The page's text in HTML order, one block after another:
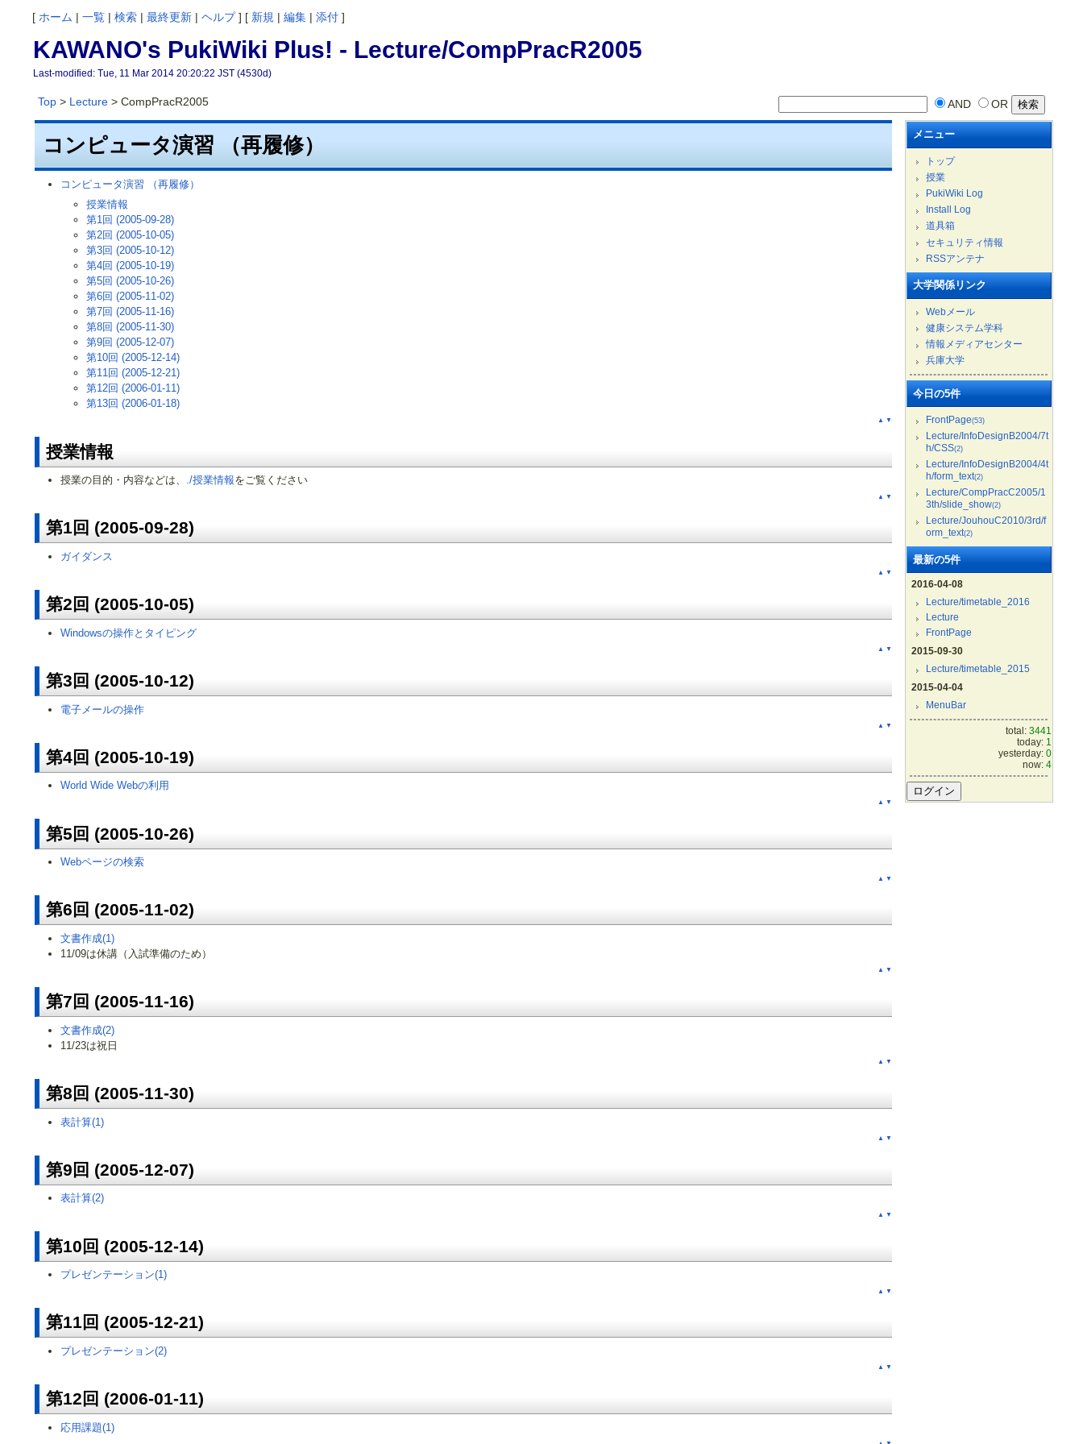
[ ホーム | 一覧| 検索| 最終更新| ヘルプ] [ 新規 | 編集| 添付]
KAWANO's PukiWiki Plus! - Lecture/CompPracR2005
Last-modified: Tue, 11 Mar 2014 20:20:22 JST (4530d)
Top> Lecture> CompPracR2005 AND OR
コンピュータ演習 （再履修）
コンピュータ演習 （再履修）
授業情報
第1回 (2005-09-28)
第2回 (2005-10-05)
第3回 (2005-10-12)
第4回 (2005-10-19)
第5回 (2005-10-26)
第6回 (2005-11-02)
第7回 (2005-11-16)
第8回 (2005-11-30)
第9回 (2005-12-07)
第10回 (2005-12-14)
第11回 (2005-12-21)
第12回 (2006-01-11)
第13回 (2006-01-18)
▲ ▼
授業情報
授業の目的・内容などは、 ./授業情報をご覧ください
▲ ▼
第1回 (2005-09-28)
ガイダンス
▲ ▼
第2回 (2005-10-05)
Windowsの操作とタイピング
▲ ▼
第3回 (2005-10-12)
電子メールの操作
▲ ▼
第4回 (2005-10-19)
World Wide Webの利用
▲ ▼
第5回 (2005-10-26)
Webページの検索
▲ ▼
第6回 (2005-11-02)
文書作成(1)
11/09は休講（入試準備のため）
▲ ▼
第7回 (2005-11-16)
文書作成(2)
11/23は祝日
▲ ▼
第8回 (2005-11-30)
表計算(1)
▲ ▼
第9回 (2005-12-07)
表計算(2)
▲ ▼
第10回 (2005-12-14)
プレゼンテーション(1)
▲ ▼
第11回 (2005-12-21)
プレゼンテーション(2)
▲ ▼
第12回 (2006-01-11)
応用課題(1)
メニュー
トップ
授業
PukiWiki Log
Install Log
道具箱
セキュリティ情報
RSSアンテナ
大学関係リンク
Webメール
健康システム学科
情報メディアセンター
兵庫大学
今日の5件
FrontPage(53)
Lecture/InfoDesignB2004/7t
h/CSS(2)
Lecture/InfoDesignB2004/4t
h/form_text(2)
Lecture/CompPracC2005/1
3th/slide_show(2)
Lecture/JouhouC2010/3rd/f
orm_text(2)
最新の5件
2016-04-08
Lecture/timetable_2016
Lecture
FrontPage
2015-09-30
Lecture/timetable_2015
2015-04-04
MenuBar
total: 3441
today: 1
yesterday: 0
now: 4